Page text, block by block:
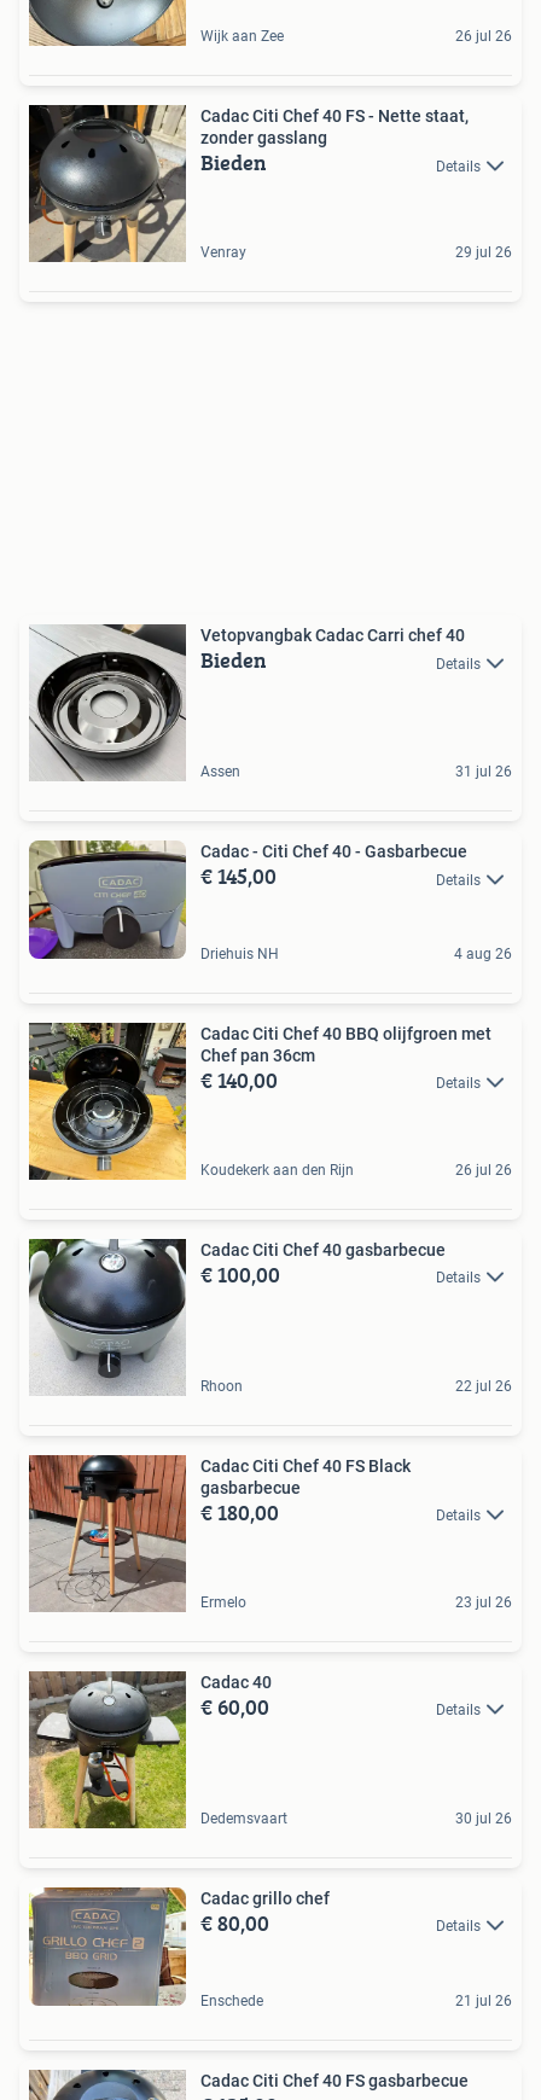
Wijk aan Zee 26 jul 26
Cadac Citi Chef 40 FS - Nette staat,
zonder gasslang
Bieden Details
Venray 29 jul 26
Vetopvangbak Cadac Carri chef 40
Bieden Details
Assen 31 jul 26
Cadac - Citi Chef 40 - Gasbarbecue
€ 145,00 Details
Driehuis NH 4 aug 26
Cadac Citi Chef 40 BBQ olijfgroen met
Chef pan 36cm
€ 140,00 Details
Koudekerk aan den Rijn 26 jul 26
Cadac Citi Chef 40 gasbarbecue
€ 100,00 Details
Rhoon 22 jul 26
Cadac Citi Chef 40 FS Black
gasbarbecue
€ 180,00 Details
Ermelo 23 jul 26
Cadac 40
€ 60,00 Details
Dedemsvaart 30 jul 26
Cadac grillo chef
€ 80,00 Details
Enschede 21 jul 26
Cadac Citi Chef 40 FS gasbarbecue